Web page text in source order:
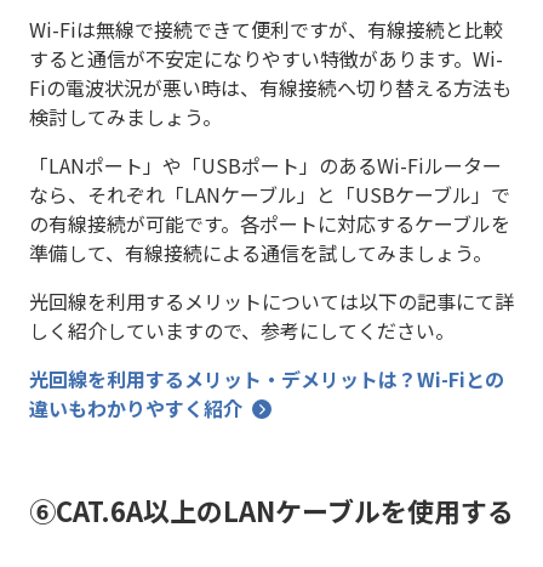
Wi-Fiは無線で接続できて便利ですが、有線接続と比較
すると通信が不安定になりやすい特徴があります。Wi-
Fiの電波状況が悪い時は、有線接続へ切り替える方法も
検討してみましょう。
「LANポート」や「USBポート」のあるWi-Fiルーター
なら、それぞれ「LANケーブル」と「USBケーブル」で
の有線接続が可能です。各ポートに対応するケーブルを
準備して、有線接続による通信を試してみましょう。
光回線を利用するメリットについては以下の記事にて詳
しく紹介していますので、参考にしてください。
光回線を利用するメリット・デメリットは？Wi-Fiとの
違いもわかりやすく紹介
⑥CAT.6A以上のLANケーブルを使用する